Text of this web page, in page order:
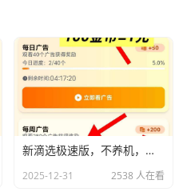
新滴选极速版，不养机，团队模式，收益高
2025-12-31 2538 人在看